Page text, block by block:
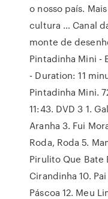
o nosso país.
cultura … Canal
monte de
Pintadinha Mini -
- Duration: 11
Pintadinha Mini.
11:43. DVD 3 1.
Aranha 3. Fui
Roda, Roda 5.
Pirulito Que Bate
Cirandinha 10.
Páscoa 12. Meu